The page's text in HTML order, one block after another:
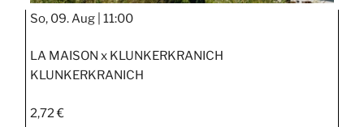
So, 09. Aug | 11:00
LA MAISON x KLUNKERKRANICH
KLUNKERKRANICH
2,72 €